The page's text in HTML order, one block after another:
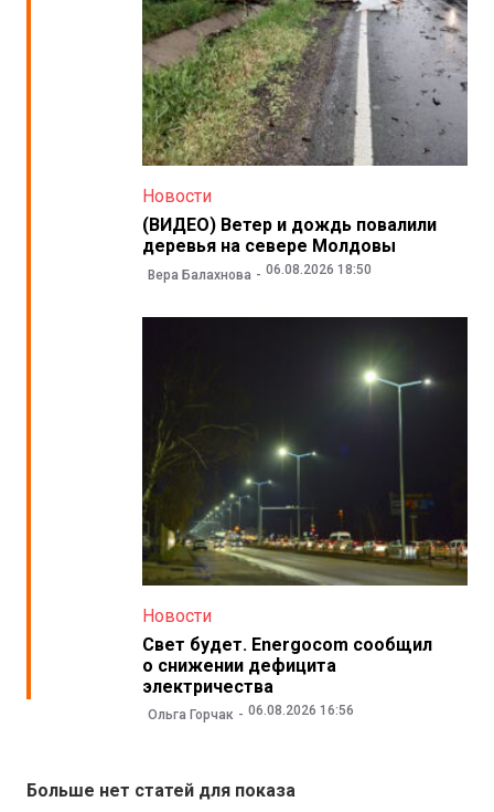
Новости
(ВИДЕО) Ветер и дождь повалили
деревья на севере Молдовы
Вера Балахнова 06.08.2026 18:50
Новости
Свет будет. Energocom сообщил
о снижении дефицита
электричества
Ольга Горчак 06.08.2026 16:56
Больше нет статей для показа